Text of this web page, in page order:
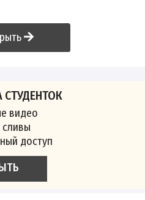
СТУДЕНТОК
видео
сливы
доступ